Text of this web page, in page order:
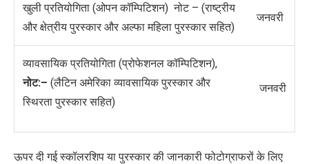
खुली प्रतियोगिता (ओपन कॉम्पिटिशन)नोट– (राष्ट्रीय
और क्षेत्रीय पुरस्कार और अल्फा महिला पुरस्कार सहित)
जनवरी
व्यावसायिक प्रतियोगिता (प्रोफेशनल कॉम्पिटिशन),
नोट:– (लैटिन अमेरिका व्यावसायिक पुरस्कार और
स्थिरता पुरस्कार सहित)
जनवरी
ऊपर दी गई स्कॉलरशिप या पुरस्कार की जानकारी फोटोग्राफरों के लिए